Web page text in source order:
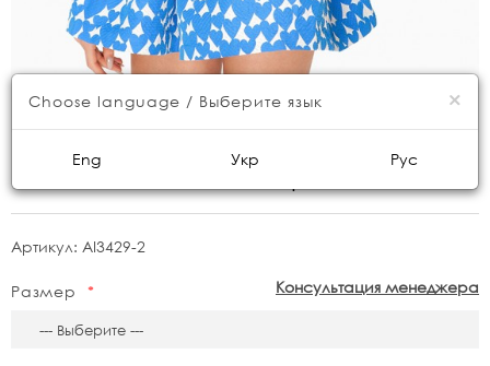
Юбка мини в синие сердца
Артикул: AI3429-2
Консультация менеджера
Размер
×
Choose language / Выберите язык
Eng Укр Рус